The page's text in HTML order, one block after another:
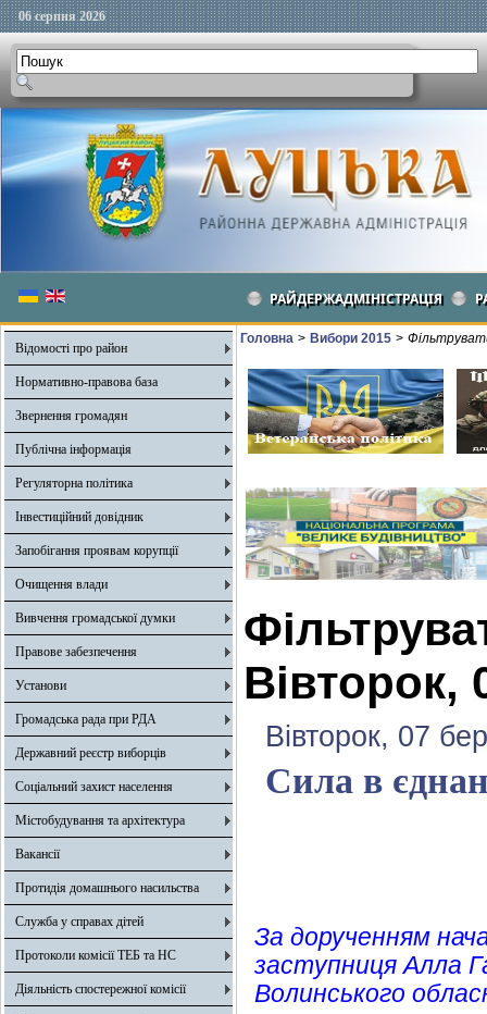
06 серпня 2026
РАЙДЕРЖАДМІНІСТРАЦІЯ
Відомості про район
Нормативно-правова база
Звернення громадян
Публічна інформація
Регуляторна політика
Інвестиційний довідник
Запобігання проявам корупції
Очищення влади
Вивчення громадської думки
Правове забезпечення
Установи
Громадська рада при РДА
Державний реєстр виборців
Соціальний захист населення
Містобудування та архітектура
Вакансії
Протидія домашнього насильства
Служба у справах дітей
Протоколи комісії ТЕБ та НС
Діяльність спостережної комісії
Головна > Вибори 2015 >
Вівторок,
Вівторок, 07
Сила в
За дорученням
заступниця Алла
Волинського